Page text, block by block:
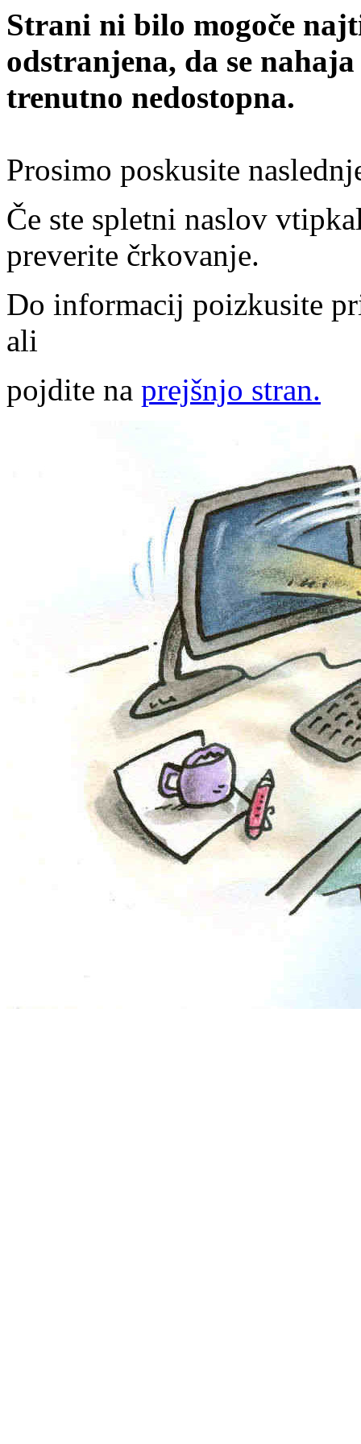
Strani ni bilo mogoče
odstranjena, da se
trenutno nedostopna.
Prosimo poskusite
Če ste spletni naslov
preverite črkovanje.
Do informacij poizkusite
ali
pojdite na prejšnjo stran.